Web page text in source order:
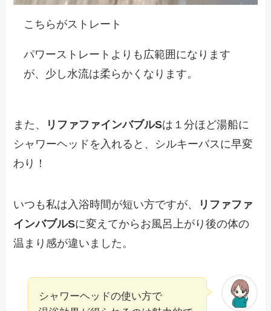
こちらがストレート
パワーストレートよりも広範囲になります
が、少し水流は柔らかくなります。
また、 リファファインバブルSは１分ほど湯船に
シャワーヘッドを入れると、シルキーバスに早変
わり！
いつも私は入浴時間が短い方ですが、
リファファ
インバブルSに変えてからお風呂上がり後の体の
温まり感が違いました。
シャワーヘッドの使い方で